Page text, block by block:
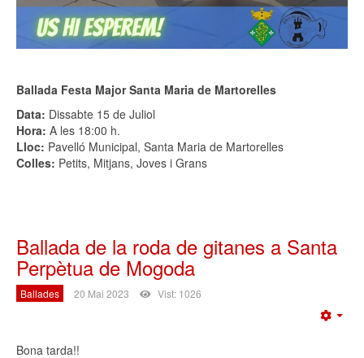
Ballada Festa Major Santa Maria de Martorelles
Data: Dissabte 15 de Juliol
Hora: A les 18:00 h.
Lloc: Pavelló Municipal, Santa Maria de Martorelles
Colles: Petits, Mitjans, Joves i Grans
Ballada de la roda de gitanes a Santa
Perpètua de Mogoda
Ballades 20 Mai 2023 Vist: 1026
Bona tarda!!